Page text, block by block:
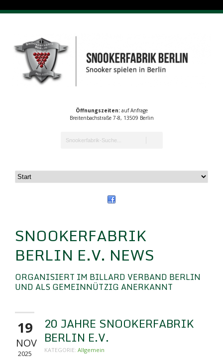
Öffnungszeiten:auf Anfrage
Breitenbachstraße 7-8, 13509 Berlin
SNOOKERFABRIK
BERLIN E.V. NEWS
ORGANISIERT IM BILLARD VERBAND BERLIN
UND ALS GEMEINNÜTZIG ANERKANNT
19
NOV
2025
20 JAHRE SNOOKERFABRIK
BERLIN E.V.
KATEGORIE: Allgemein